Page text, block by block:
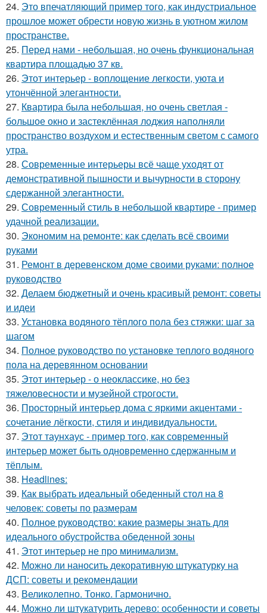
24. Это впечатляющий пример того, как индустриальное
прошлое может обрести новую жизнь в уютном жилом
пространстве.
25. Перед нами - небольшая, но очень функциональная
квартира площадью 37 кв.
26. Этот интерьер - воплощение легкости, уюта и
утончённой элегантности.
27. Квартира была небольшая, но очень светлая -
большое окно и застеклённая лоджия наполняли
пространство воздухом и естественным светом с самого
утра.
28. Современные интерьеры всё чаще уходят от
демонстративной пышности и вычурности в сторону
сдержанной элегантности.
29. Современный стиль в небольшой квартире - пример
удачной реализации.
30. Экономим на ремонте: как сделать всё своими
руками
31. Ремонт в деревенском доме своими руками: полное
руководство
32. Делаем бюджетный и очень красивый ремонт: советы
и идеи
33. Установка водяного тёплого пола без стяжки: шаг за
шагом
34. Полное руководство по установке теплого водяного
пола на деревянном основании
35. Этот интерьер - о неоклассике, но без
тяжеловесности и музейной строгости.
36. Просторный интерьер дома с яркими акцентами -
сочетание лёгкости, стиля и индивидуальности.
37. Этот таунхаус - пример того, как современный
интерьер может быть одновременно сдержанным и
тёплым.
38. Headlines:
39. Как выбрать идеальный обеденный стол на 8
человек: советы по размерам
40. Полное руководство: какие размеры знать для
идеального обустройства обеденной зоны
41. Этот интерьер не про минимализм.
42. Можно ли наносить декоративную штукатурку на
ДСП: советы и рекомендации
43. Великолепно. Тонко. Гармонично.
44. Можно ли штукатурить дерево: особенности и советы